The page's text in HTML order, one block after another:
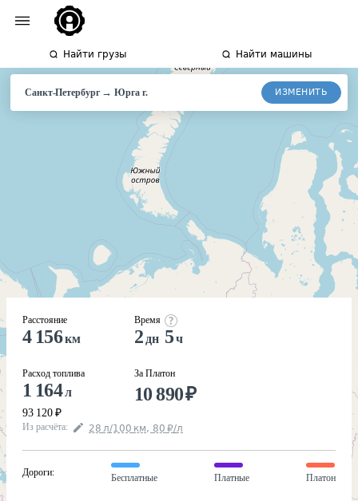
Найти грузы Найти машины
Санкт-Петербург→Юрга г. ИЗМЕНИТЬ
Расстояние
4 156км
Расход топлива
1 164л
93 120 ₽
Время
2 дн 5 ч
За Платон
10 890₽
Из расчёта: 28 л/100 км, 80 ₽/л
Дороги:
Бесплатные Платные Платон